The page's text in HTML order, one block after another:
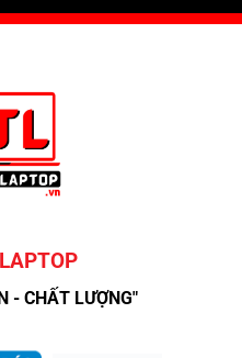
- CHẤT LƯỢNG"